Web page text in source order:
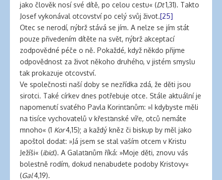
jako člověk nosí své dítě, po celou cestu« (Dt1,31). Takto
Josef vykonával otcovství po celý svůj život.[25]
Otec se nerodí, nýbrž stává se jím. A nelze se jím stát
pouze přivedením dítěte na svět, nýbrž akceptací
zodpovědné péče o ně. Pokaždé, když někdo přijme
odpovědnost za život někoho druhého, v jistém smyslu
tak prokazuje otcovství.
Ve společnosti naší doby se nezřídka zdá, že děti jsou
sirotci. Také církev dnes potřebuje otce. Stále aktuální je
napomenutí svatého Pavla Korinťanům: »I kdybyste měli
na tisíce vychovatelů v křesťanské víře, otců nemáte
mnoho« (1 Kor4,15); a každý kněz či biskup by měl jako
apoštol dodat: »Já jsem se stal vaším otcem v Kristu
Ježíši« (ibid.). A Galaťanům říká: »Moje děti, znovu vás
bolestně rodím, dokud nenabudete podoby Kristovy«
(Gal4,19).